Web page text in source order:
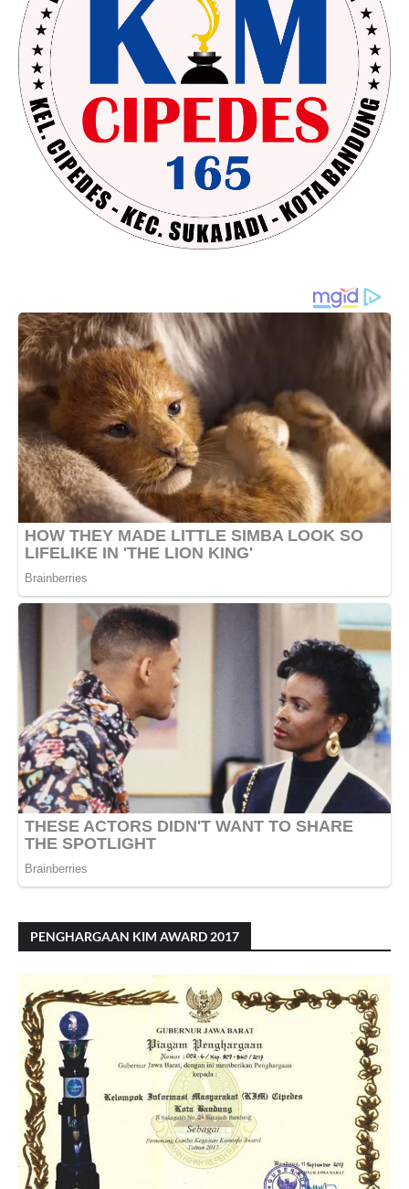
PENGHARGAAN KIM AWARD 2017